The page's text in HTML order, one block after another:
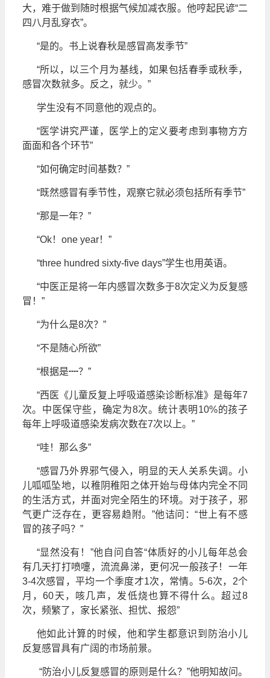
大，难于做到随时根据气候加减衣服。他哼起民谚“二
四八月乱穿衣”。
“是的。书上说春秋是感冒高发季节”
“所以，以三个月为基线，如果包括春季或秋季，
感冒次数就多。反之，就少。”
学生没有不同意他的观点的。
“医学讲究严谨，医学上的定义要考虑到事物方方
面面和各个环节”
“如何确定时间基数？”
“既然感冒有季节性，观察它就必须包括所有季节”
“那是一年？”
“Ok！one year！”
“three hundred sixty-five days”学生也用英语。
“中医正是将一年内感冒次数多于8次定义为反复感
冒！”
“为什么是8次？”
“不是随心所欲”
“根据是┉？”
“西医《儿童反复上呼吸道感染诊断标准》是每年7
次。中医保守些，确定为8次。统计表明10%的孩子
每年上呼吸道感染发病次数在7次以上。”
“哇！那么多”
“感冒乃外界邪气侵入，明显的天人关系失调。小
儿呱呱坠地，以稚阴稚阳之体开始与母体内完全不同
的生活方式，并面对完全陌生的环境。对于孩子，邪
气更广泛存在，更容易趋附。”他诘问：“世上有不感
冒的孩子吗？”
“显然没有！”他自问自答“体质好的小儿每年总会
有几天打打喷嚏，流流鼻涕，更何况一般孩子！一年
3-4次感冒，平均一个季度才1次，常情。5-6次，2个
月，60天，咳几声，发低烧也算不得什么。超过8
次，频繁了，家长紧张、担忧、报怨”
他如此计算的时候，他和学生都意识到防治小儿
反复感冒具有广阔的市场前景。
“防治小儿反复感冒的原则是什么？”他明知故问。